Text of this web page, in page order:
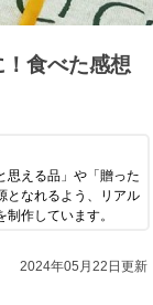
食べた感想
思える品」や「贈った
となれるよう、リアル
作しています。
2024年05月22日更新